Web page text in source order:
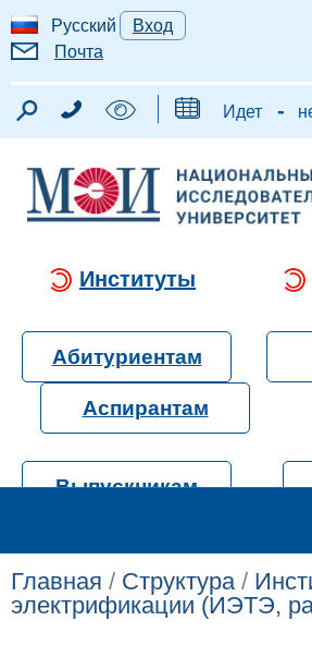
Русский
Вход
Почта
Идет -
Институты
Абитуриентам
Аспирантам
Выпускникам
Главная / Структура/
электрификации (ИЭТЭ,